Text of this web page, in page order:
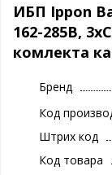
ИБП Ippon
162-285В,
комлекта
Бренд
Код
Штрих код
Код товара